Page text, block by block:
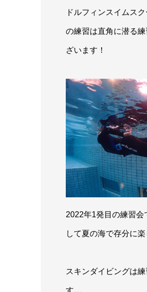
ドルフィンスイムス
の練習は直角に潜る
ざいます！
2022年1発目の練習
して夏の海で存分に
スキンダイビングは
す…